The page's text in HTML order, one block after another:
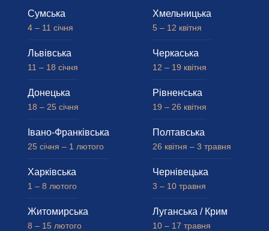
Сумська
4 – 11 січня
Львівська
11 – 18 січня
Донецька
18 – 25 січня
Івано-Франківська
25 січня – 1 лютого
Харківська
1 – 8 лютого
Житомирська
8 – 15 лютого
Хмельницька
5 – 12 квітня
Черкаська
12 – 19 квітня
Рівненська
19 – 26 квітня
Полтавська
26 квітня – 3 травня
Чернівецька
3 – 10 травня
Луганська / Крим
10 – 17 травня